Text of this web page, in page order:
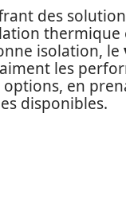
des
isolation, le
les
en
disponibles.